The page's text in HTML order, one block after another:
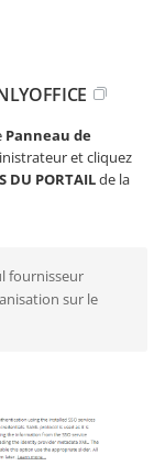
Panneau de
et cliquez
DU PORTAILde la
fournisseur
sur le